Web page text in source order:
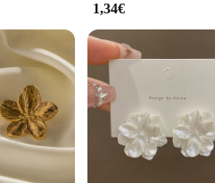
making them an ideal choice for
you're a boutique owner, an
1,34€